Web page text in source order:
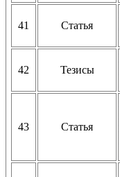
41 Статья
42 Тезисы
43 Статья